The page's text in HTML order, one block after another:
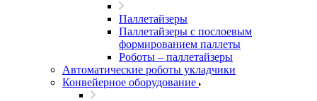
Паллетайзеры
Паллетайзеры с послоевым
формированием паллеты
Роботы – паллетайзеры
Автоматические роботы укладчики
Конвейерное оборудование